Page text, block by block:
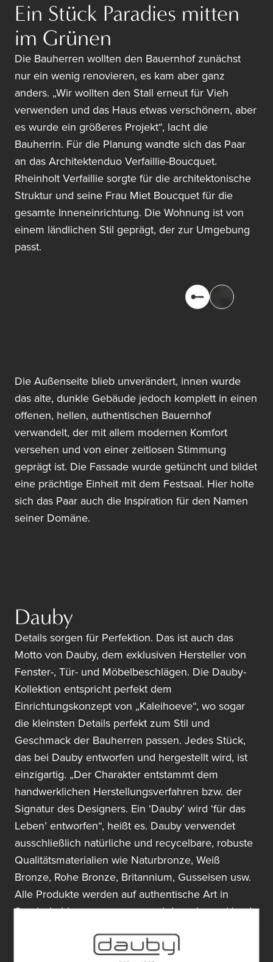
Ein Stück Paradies mitten
im Grünen
Die Bauherren wollten den Bauernhof zunächst
nur ein wenig renovieren, es kam aber ganz
anders. „Wir wollten den Stall erneut für Vieh
verwenden und das Haus etwas verschönern, aber
es wurde ein größeres Projekt“, lacht die
Bauherrin. Für die Planung wandte sich das Paar
an das Architektenduo Verfaillie-Boucquet.
Rheinholt Verfaillie sorgte für die architektonische
Struktur und seine Frau Miet Boucquet für die
gesamte Inneneinrichtung. Die Wohnung ist von
einem ländlichen Stil geprägt, der zur Umgebung
passt.
Die Außenseite blieb unverändert, innen wurde
das alte, dunkle Gebäude jedoch komplett in einen
offenen, hellen, authentischen Bauernhof
verwandelt, der mit allem modernen Komfort
versehen und von einer zeitlosen Stimmung
geprägt ist. Die Fassade wurde getüncht und bildet
eine prächtige Einheit mit dem Festsaal. Hier holte
sich das Paar auch die Inspiration für den Namen
seiner Domäne.
Dauby
Details sorgen für Perfektion. Das ist auch das
Motto von Dauby, dem exklusiven Hersteller von
Fenster-, Tür- und Möbelbeschlägen. Die Dauby-
Kollektion entspricht perfekt dem
Einrichtungskonzept von „Kaleihoeve“, wo sogar
die kleinsten Details perfekt zum Stil und
Geschmack der Bauherren passen. Jedes Stück,
das bei Dauby entworfen und hergestellt wird, ist
einzigartig. „Der Charakter entstammt dem
handwerklichen Herstellungsverfahren bzw. der
Signatur des Designers. Ein ‘Dauby’ wird ‘für das
Leben’ entworfen“, heißt es. Dauby verwendet
ausschließlich natürliche und recycelbare, robuste
Qualitätsmaterialien wie Naturbronze, Weiß
Bronze, Rohe Bronze, Britannium, Gusseisen usw.
Alle Produkte werden auf authentische Art in
Sandschablonen gegossen und danach von Hand